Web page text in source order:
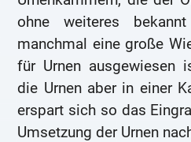
ohne weiteres
manchmal eine große
für Urnen ausgewiesen
die Urnen aber in einer
erspart sich so das
Umsetzung der Urnen